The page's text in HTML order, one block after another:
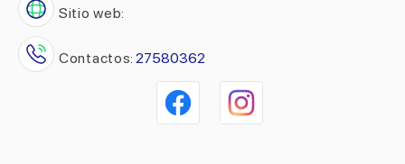
Sitio web:
Contactos: 27580362